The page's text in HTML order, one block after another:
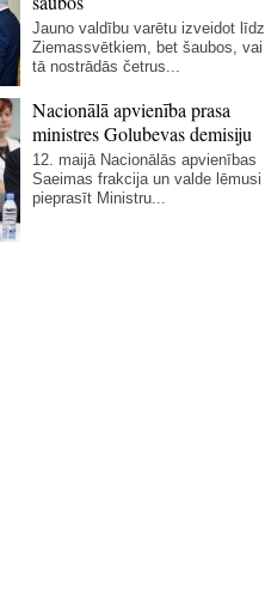
Jauno valdību varētu izveidot līdz
Ziemassvētkiem, bet šaubos, vai
tā nostrādās četrus...
Nacionālā apvienība prasa
ministres Golubevas demisiju
12. maijā Nacionālās apvienības
Saeimas frakcija un valde lēmusi
pieprasīt Ministru...